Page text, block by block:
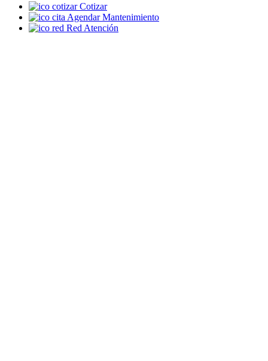
Cotizar
Agendar Mantenimiento
Red Atención